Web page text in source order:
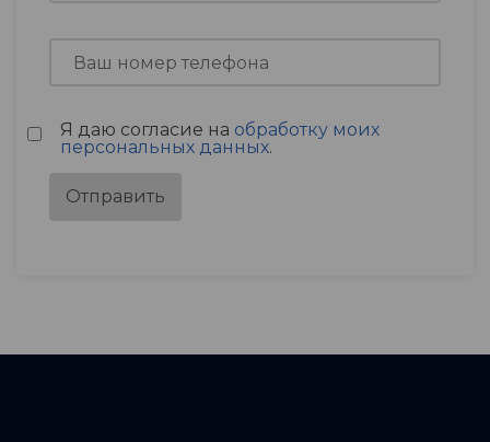
Я даю согласие на обработку моих
персональных данных.
Отправить